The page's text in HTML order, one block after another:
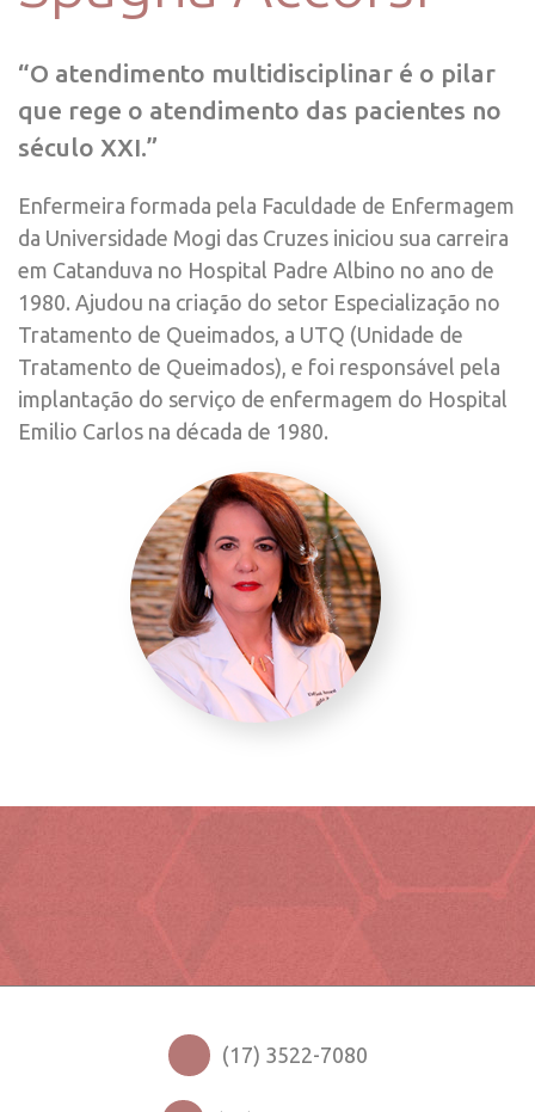
“O atendimento multidisciplinar é o pilar
que rege o atendimento das pacientes no
século XXI.”
Enfermeira formada pela Faculdade de Enfermagem
da Universidade Mogi das Cruzes iniciou sua carreira
em Catanduva no Hospital Padre Albino no ano de
1980. Ajudou na criação do setor Especialização no
Tratamento de Queimados, a UTQ (Unidade de
Tratamento de Queimados), e foi responsável pela
implantação do serviço de enfermagem do Hospital
Emilio Carlos na década de 1980.
(17) 3522-7080